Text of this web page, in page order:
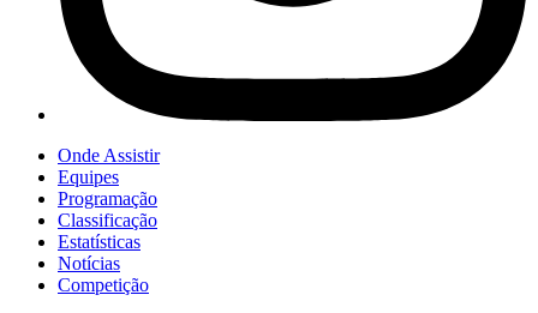
Onde Assistir
Equipes
Programação
Classificação
Estatísticas
Notícias
Competição